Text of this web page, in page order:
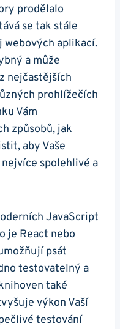
prodělalo
se tak stále
webových aplikací.
a může
nejčastějších
prohlížečích
Vám
způsobů, jak
aby Vaše
spolehlivé ⁤a
JavaScript
je React nebo
psát
testovatelný a
také
výkon Vaší
testování